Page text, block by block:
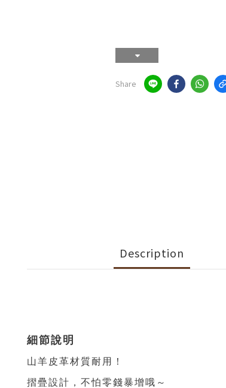
Share
Description
細節說明
山羊皮革材質耐用！
摺疊設計，不怕零錢暴增哦～